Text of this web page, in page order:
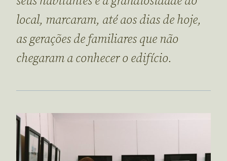
local, marcaram, até aos dias de hoje,
as gerações de familiares que não
chegaram a conhecer o edifício.